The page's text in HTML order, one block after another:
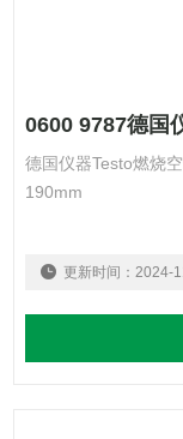
0600 9787德国
德国仪器Testo燃烧
190mm
更新时间： 2024-